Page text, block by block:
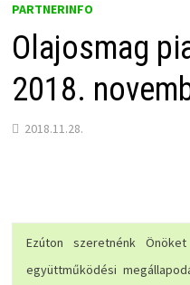
PARTNERINFO
Olajosmag
2018.
2018.11.28.
Ezúton szeretnénk
együttműködési